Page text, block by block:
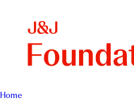
Home